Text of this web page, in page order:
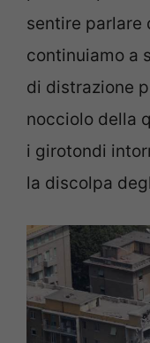
sentire parlare
continuiamo a
di distrazione
nocciolo della
i girotondi
la discolpa